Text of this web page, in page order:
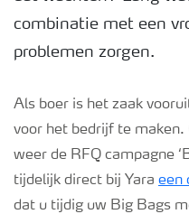
Webinars
combinatie met een
problemen zorgen.
Als boer is het zaak
voor het bedrijf te maken.
weer de RFQ campagne
tijdelijk direct bij Yara een
dat u tijdig uw Big Bags